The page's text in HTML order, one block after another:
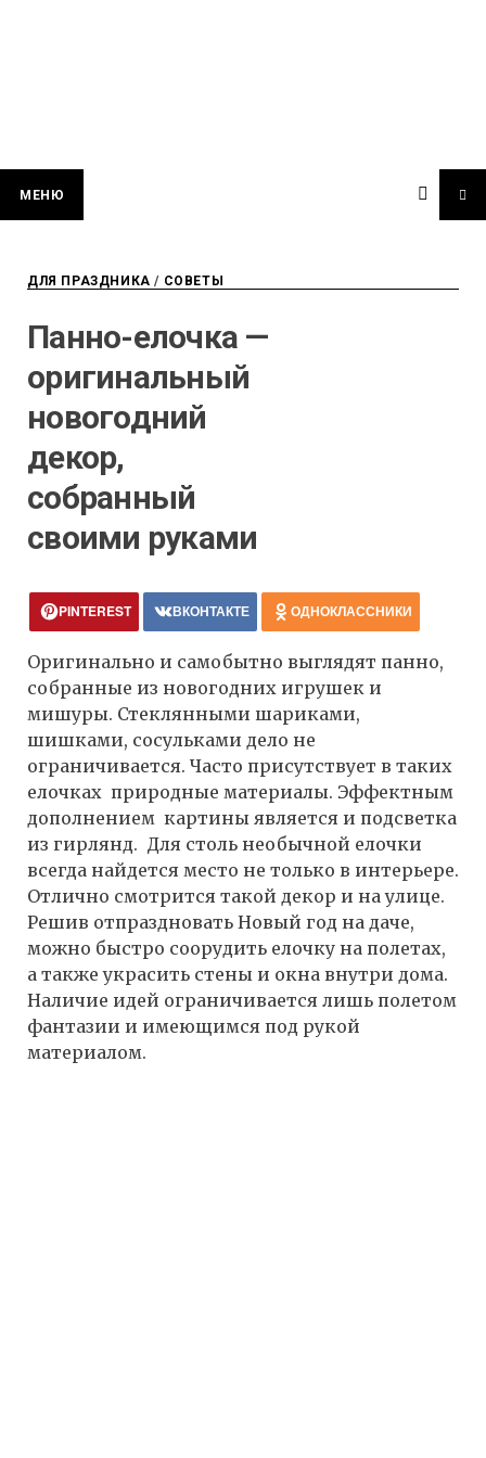
МЕНЮ
ДЛЯ ПРАЗДНИКА / СОВЕТЫ
Панно-елочка —
оригинальный
новогодний
декор,
собранный
своими руками
PINTEREST ВКОНТАКТЕ ОДНОКЛАССНИКИ
Оригинально и самобытно выглядят панно,
собранные из новогодних игрушек и
мишуры. Стеклянными шариками,
шишками, сосульками дело не
ограничивается. Часто присутствует в таких
елочках природные материалы. Эффектным
дополнением картины является и подсветка
из гирлянд. Для столь необычной елочки
всегда найдется место не только в интерьере.
Отлично смотрится такой декор и на улице.
Решив отпраздновать Новый год на даче,
можно быстро соорудить елочку на полетах,
а также украсить стены и окна внутри дома.
Наличие идей ограничивается лишь полетом
фантазии и имеющимся под рукой
материалом.